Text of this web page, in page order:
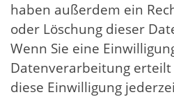
haben außerdem ein
oder Löschung dieser
Wenn Sie eine
Datenverarbeitung erteilt
diese Einwilligung